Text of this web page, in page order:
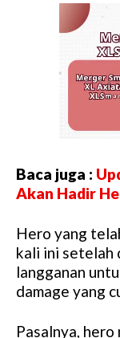
Baca juga :
Akan Hadir
Hero yang
kali ini setelah
langganan
damage yang
Pasalnya,